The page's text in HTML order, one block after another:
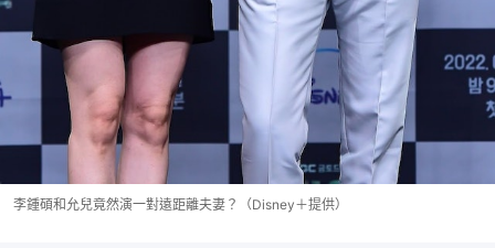
李鍾碩和允兒竟然演一對遠距離夫妻？（Disney＋提供）